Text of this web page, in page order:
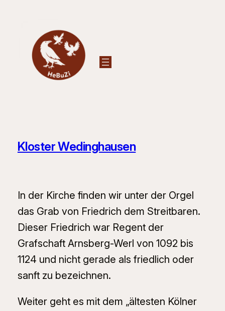
Kloster Wedinghausen
In der Kirche finden wir unter der Orgel
das Grab von Friedrich dem Streitbaren.
Dieser Friedrich war Regent der
Grafschaft Arnsberg-Werl von 1092 bis
1124 und nicht gerade als friedlich oder
sanft zu bezeichnen.
Weiter geht es mit dem „ältesten Kölner